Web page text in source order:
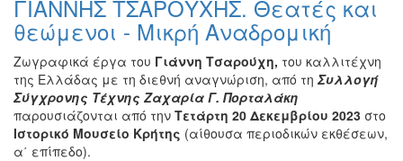
Ζωγραφική
Φωτογραφία
Τραγούδι
Μουσική
Κινηματογράφος
Χορός
ΓΙΑΝΝΗΣ ΤΣΑΡΟΥΧΗΣ. Θεατές και
θεώμενοι - Μικρή Αναδρομική
Ζωγραφικά έργα του Γιάννη Τσαρούχη, του καλλιτέχνη
της Ελλάδας με τη διεθνή αναγνώριση, από τη Συλλογή
Σύγχρονης Τέχνης Ζαχαρία Γ. Πορταλάκη
παρουσιάζονται από την Τετάρτη 20 Δεκεμβρίου 2023 στο
Ιστορικό Μουσείο Κρήτης (αίθουσα περιοδικών εκθέσεων,
α΄ επίπεδο).